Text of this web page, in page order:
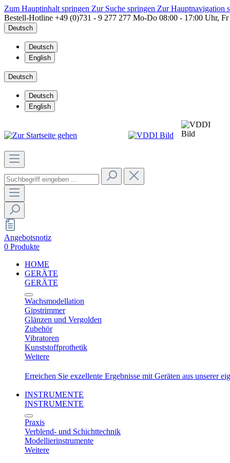
Zum Hauptinhalt springen Zur Suche springen Zur Hauptnavigation
Bestell-Hotline +49 (0)731 - 9 277 277 Mo-Do 08:00 - 17:00 Uhr,
Deutsch
Deutsch
English
Deutsch
Deutsch
English
Angebotsnotiz
0 Produkte
HOME
GERÄTE
GERÄTE
Wachsmodellation
Gipstrimmer
Glänzen und Vergolden
Zubehör
Vibratoren
Kunststoffprothetik
Weitere
Erreichen Sie exzellente Ergebnisse mit Geräten aus unserer
INSTRUMENTE
INSTRUMENTE
Praxis
Verblend- und Schichttechnik
Modellierinstrumente
Weitere